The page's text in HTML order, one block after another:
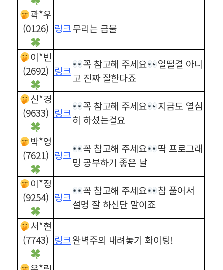
곽*우
(0126) 링크무리는 금물
이*빈
(2692) 링크
꼭 참고해 주세요
얼떨결 아니
고 진짜 잘한다죠
신*경
(9633) 링크
꼭 참고해 주세요
지금도 열심
히 하셨는걸요
박*영
(7621) 링크
꼭 참고해 주세요
딱 프로그래
밍 공부하기 좋은 날
이*정
(9254) 링크
꼭 참고해 주세요
참 풀어서
설명 잘 하신단 말이죠
서*현
(7743) 링크완벽주의 내려놓기 화이팅!